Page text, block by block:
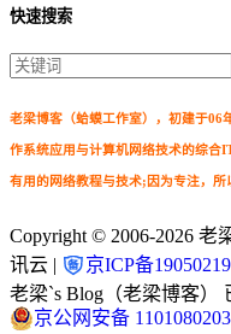
快速搜索
老梁博客（蛤蟆工作室），初建于06
作系统应用与计算机网络技术的综合
有用的网络教程与技术;因为专注，所
Copyright © 2006-2026 老
讯云 |
京ICP备
老梁`s Blog（老梁博客）
京公网安备